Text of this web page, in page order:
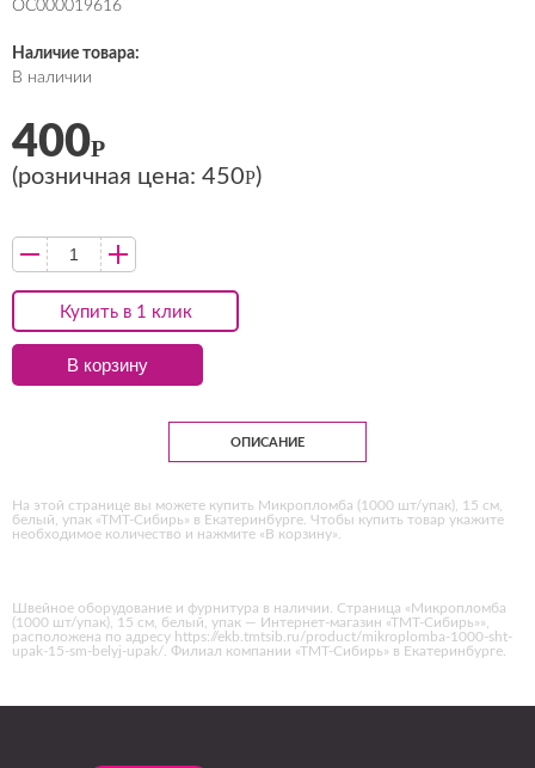
ОС000019616
Наличие товара:
В наличии
Купить в 1 клик
400Р
(розничная цена: 450Р)
В корзину
ОПИСАНИЕ
На этой странице вы можете купить Микропломба (1000 шт/упак), 15 см,
белый, упак «ТМТ-Сибирь» в Екатеринбурге. Чтобы купить товар укажите
необходимое количество и нажмите «В корзину».
Швейное оборудование и фурнитура в наличии. Страница «Микропломба
(1000 шт/упак), 15 см, белый, упак — Интернет-магазин «ТМТ-Сибирь»»,
расположена по адресу https://ekb.tmtsib.ru/product/mikroplomba-1000-sht-
upak-15-sm-belyj-upak/. Филиал компании «ТМТ-Сибирь» в Екатеринбурге.